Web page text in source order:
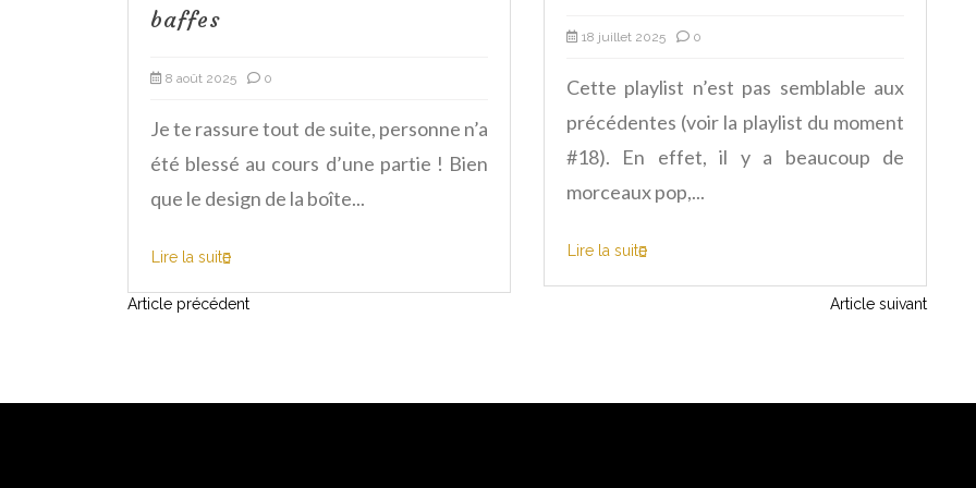
baffes
8 août 2025 0
Je te rassure tout de suite, personne n’a
été blessé au cours d’une partie ! Bien
que le design de la boîte...
Lire la suite
18 juillet 2025 0
Cette playlist n’est pas semblable aux
précédentes (voir la playlist du moment
#18). En effet, il y a beaucoup de
morceaux pop,...
Lire la suite
N
v
Article précédent Article suivant